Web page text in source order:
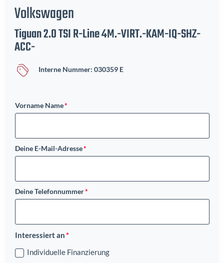
Volkswagen
Tiguan 2.0 TSI R-Line 4M.-VIRT.-KAM-IQ-SHZ-
ACC-
Interne Nummer: 030359 E
Vorname Name
Deine E-Mail-Adresse
Deine Telefonnummer
Interessiert an
Individuelle Finanzierung